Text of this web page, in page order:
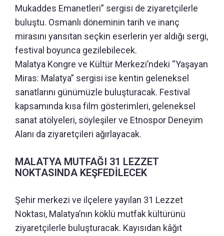
Mukaddes Emanetleri” sergisi de ziyaretçilerle
buluştu. Osmanlı döneminin tarih ve inanç
mirasını yansıtan seçkin eserlerin yer aldığı sergi,
festival boyunca gezilebilecek.
Malatya Kongre ve Kültür Merkezi’ndeki “Yaşayan
Miras: Malatya” sergisi ise kentin geleneksel
sanatlarını günümüzle buluşturacak. Festival
kapsamında kısa film gösterimleri, geleneksel
sanat atölyeleri, söyleşiler ve Etnospor Deneyim
Alanı da ziyaretçileri ağırlayacak.
MALATYA MUTFAĞI 31 LEZZET
NOKTASINDA KEŞFEDİLECEK
Şehir merkezi ve ilçelere yayılan 31 Lezzet
Noktası, Malatya’nın köklü mutfak kültürünü
ziyaretçilerle buluşturacak. Kayısıdan kâğıt